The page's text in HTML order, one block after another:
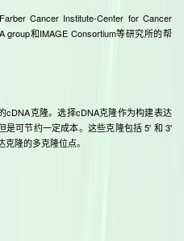
Cancer Institute-Center for Cancer
group和IMAGE Consortium等研究所的帮
cDNA克隆。选择cDNA克隆作为构建表达
是可节约一定成本。这些克隆包括 5' 和 3'
隆的多克隆位点。